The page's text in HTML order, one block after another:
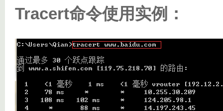
Tracert命令使用实例：